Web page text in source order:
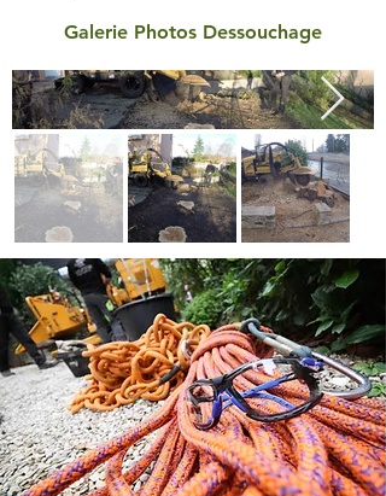
Galerie Photos Dessouchage